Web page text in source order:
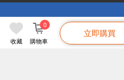
收藏 購物車
0
立即購買